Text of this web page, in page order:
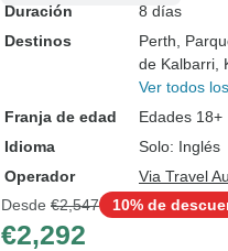
Duración
8 días
Destinos
Perth ,
de Kalbarri
Ver todos
Franja de edad
Edades 18+
Idioma
Solo: Inglés
Operador
Via Travel
Desde €2,547 10% de
€2,292